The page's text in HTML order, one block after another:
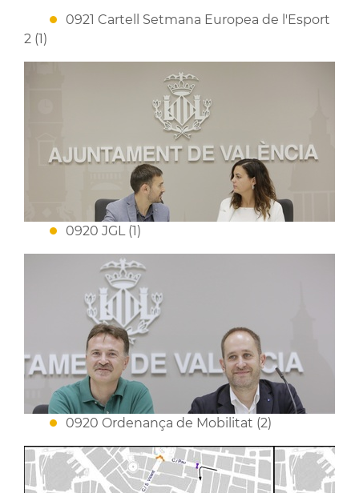
0921 Cartell Setmana Europea de l'Esport
2 (1)
0920 JGL (1)
0920 Ordenança de Mobilitat (2)